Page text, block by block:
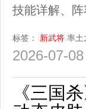
技能详解、
标签： 新武将 率土
2026-07-
《三国